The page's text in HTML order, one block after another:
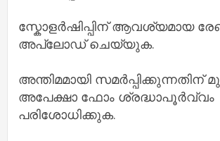
സ്കോളർഷിപ്പിന് ആവശ്യമായ
അപ്‌ലോഡ് ചെയ്യുക.
അന്തിമമായി സമർപ്പിക്കുന്നതിന്
അപേക്ഷാ ഫോം ശ്രദ്ധാപൂർവ്വം
പരിശോധിക്കുക.